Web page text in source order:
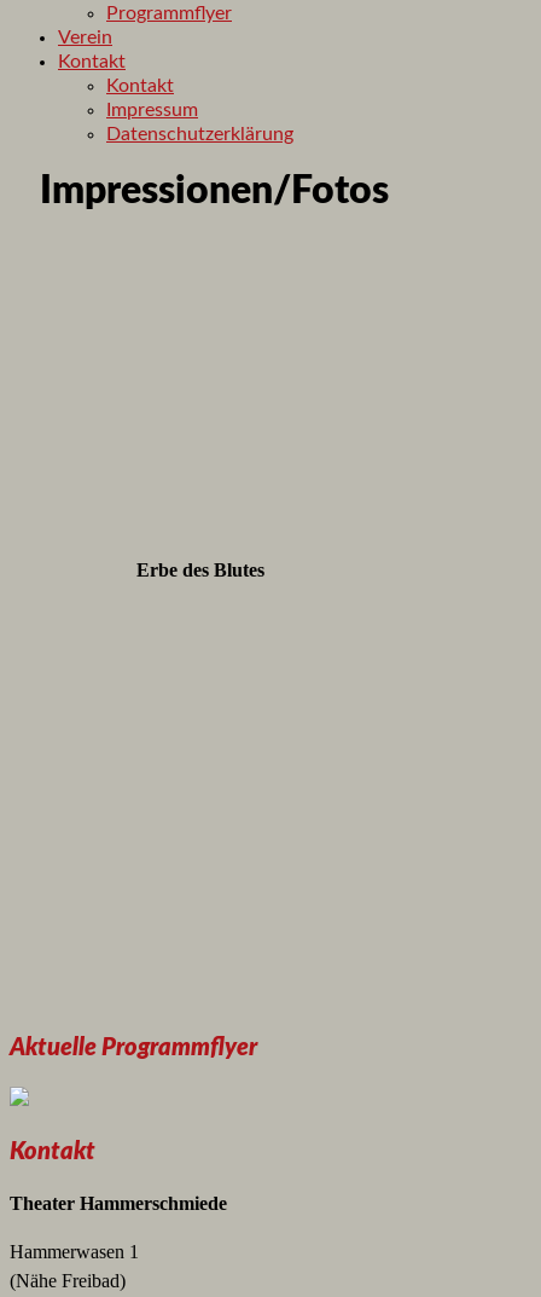
Programmflyer
Verein
Kontakt
Kontakt
Impressum
Datenschutzerklärung
Impressionen/Fotos
Erbe des Blutes
Aktuelle Programmflyer
Kontakt
Theater Hammerschmiede
Hammerwasen 1
(Nähe Freibad)